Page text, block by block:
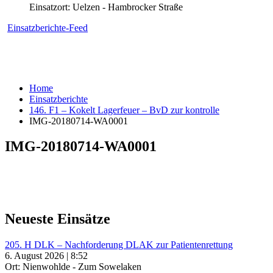
Einsatzort: Uelzen - Hambrocker Straße
Einsatzberichte-Feed
Home
Einsatzberichte
146. F1 – Kokelt Lagerfeuer – BvD zur kontrolle
IMG-20180714-WA0001
IMG-20180714-WA0001
Neueste Einsätze
205. H DLK – Nachforderung DLAK zur Patientenrettung
6. August 2026 | 8:52
Ort: Nienwohlde - Zum Sowelaken